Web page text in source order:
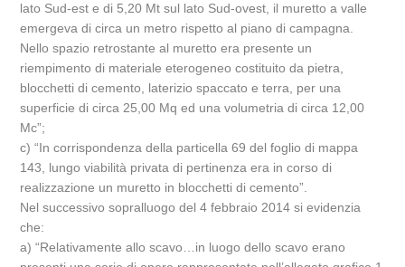
lato Sud-est e di 5,20 Mt sul lato Sud-ovest, il muretto a valle
emergeva di circa un metro rispetto al piano di campagna.
Nello spazio retrostante al muretto era presente un
riempimento di materiale eterogeneo costituito da pietra,
blocchetti di cemento, laterizio spaccato e terra, per una
superficie di circa 25,00 Mq ed una volumetria di circa 12,00
Mc”;
c) “In corrispondenza della particella 69 del foglio di mappa
143, lungo viabilità privata di pertinenza era in corso di
realizzazione un muretto in blocchetti di cemento”.
Nel successivo sopralluogo del 4 febbraio 2014 si evidenzia
che:
a) “Relativamente allo scavo…in luogo dello scavo erano